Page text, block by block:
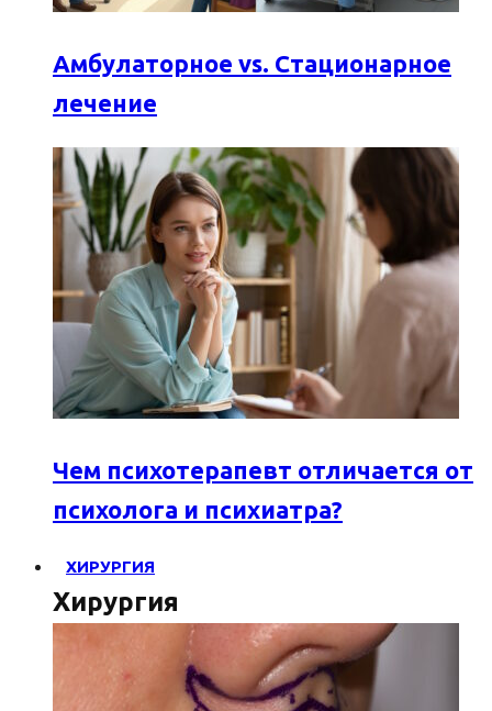
Амбулаторное vs. Стационарное
лечение
Чем психотерапевт отличается от
психолога и психиатра?
ХИРУРГИЯ
Хирургия